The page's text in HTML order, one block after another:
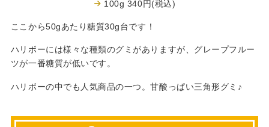
100g 340円(税込)
ここから50gあたり糖質30g台です！
ハリボーには様々な種類のグミがありますが、グレープフルー
ツが一番糖質が低いです。
ハリボーの中でも人気商品の一つ。甘酸っぱい三角形グミ♪